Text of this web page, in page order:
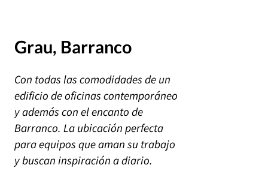
Grau, Barranco
Con todas las comodidades de un
edificio de oficinas contemporáneo
y además con el encanto de
Barranco. La ubicación perfecta
para equipos que aman su trabajo
y buscan inspiración a diario.